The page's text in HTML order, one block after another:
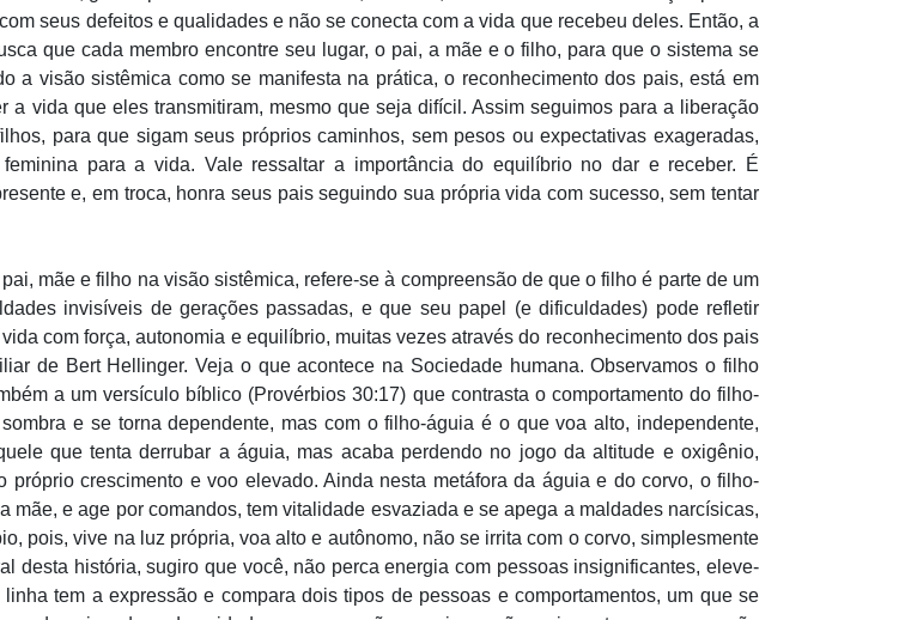
seus defeitos e qualidades e não se conecta com a vida que recebeu deles. Então, a
que cada membro encontre seu lugar, o pai, a mãe e o filho, para que o sistema se
a visão sistêmica como se manifesta na prática, o reconhecimento dos pais, está em
vida que eles transmitiram, mesmo que seja difícil. Assim seguimos para a liberação
para que sigam seus próprios caminhos, sem pesos ou expectativas exageradas,
para a vida. Vale ressaltar a importância do equilíbrio no dar e receber. É
e, em troca, honra seus pais seguindo sua própria vida com sucesso, sem tentar
mãe e filho na visão sistêmica, refere-se à compreensão de que o filho é parte de um
invisíveis de gerações passadas, e que seu papel (e dificuldades) pode refletir
com força, autonomia e equilíbrio, muitas vezes através do reconhecimento dos pais
de Bert Hellinger. Veja o que acontece na Sociedade humana. Observamos o filho
a um versículo bíblico (Provérbios 30:17) que contrasta o comportamento do filho-
e se torna dependente, mas com o filho-águia é o que voa alto, independente,
que tenta derrubar a águia, mas acaba perdendo no jogo da altitude e oxigênio,
crescimento e voo elevado. Ainda nesta metáfora da águia e do corvo, o filho-
e age por comandos, tem vitalidade esvaziada e se apega a maldades narcísicas,
pois, vive na luz própria, voa alto e autônomo, não se irrita com o corvo, simplesmente
desta história, sugiro que você, não perca energia com pessoas insignificantes, eleve-
tem a expressão e compara dois tipos de pessoas e comportamentos, um que se